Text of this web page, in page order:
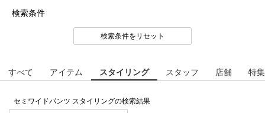
検索条件
検索条件をリセット
すべて アイテム スタイリング スタッフ 店舗 特集
セミワイドパンツ スタイリングの検索結果